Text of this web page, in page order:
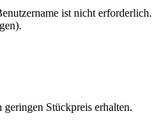
ist nicht erforderlich.
geringen Stückpreis erhalten.